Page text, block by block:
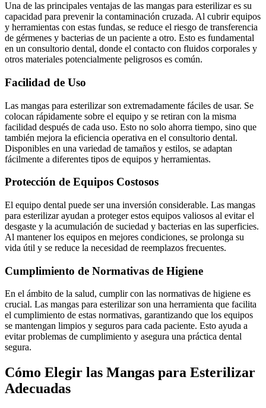
Una de las principales ventajas de las mangas para esterilizar es su
capacidad para prevenir la contaminación cruzada. Al cubrir equipos
y herramientas con estas fundas, se reduce el riesgo de transferencia
de gérmenes y bacterias de un paciente a otro. Esto es fundamental
en un consultorio dental, donde el contacto con fluidos corporales y
otros materiales potencialmente peligrosos es común.
Facilidad de Uso
Las mangas para esterilizar son extremadamente fáciles de usar. Se
colocan rápidamente sobre el equipo y se retiran con la misma
facilidad después de cada uso. Esto no solo ahorra tiempo, sino que
también mejora la eficiencia operativa en el consultorio dental.
Disponibles en una variedad de tamaños y estilos, se adaptan
fácilmente a diferentes tipos de equipos y herramientas.
Protección de Equipos Costosos
El equipo dental puede ser una inversión considerable. Las mangas
para esterilizar ayudan a proteger estos equipos valiosos al evitar el
desgaste y la acumulación de suciedad y bacterias en las superficies.
Al mantener los equipos en mejores condiciones, se prolonga su
vida útil y se reduce la necesidad de reemplazos frecuentes.
Cumplimiento de Normativas de Higiene
En el ámbito de la salud, cumplir con las normativas de higiene es
crucial. Las mangas para esterilizar son una herramienta que facilita
el cumplimiento de estas normativas, garantizando que los equipos
se mantengan limpios y seguros para cada paciente. Esto ayuda a
evitar problemas de cumplimiento y asegura una práctica dental
segura.
Cómo Elegir las Mangas para Esterilizar
Adecuadas